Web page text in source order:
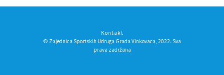
Kontakt
© Zajednica Sportskih Udruga Grada Vinkovaca, 2022. Sva
prava zadržana